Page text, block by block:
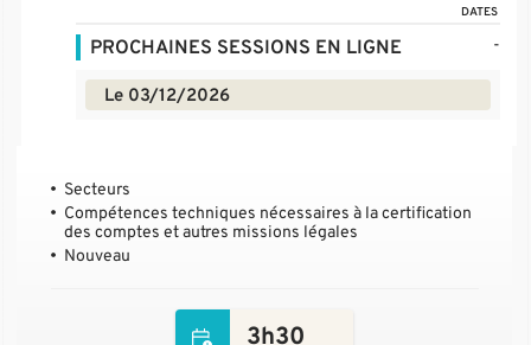
DATES
PROCHAINES SESSIONS EN LIGNE -
Le 03/12/2026
Secteurs
Compétences techniques nécessaires à la certification
des comptes et autres missions légales
Nouveau
3h30